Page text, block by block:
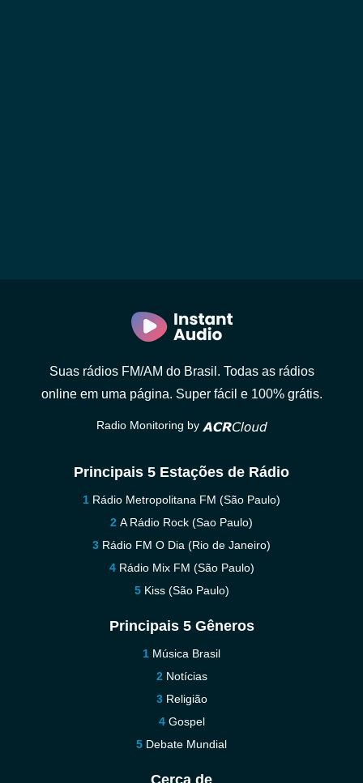
Suas rádios FM/AM do Brasil. Todas as rádios
online em uma página. Super fácil e 100% grátis.
Radio Monitoring by
Principais 5 Estações de Rádio
Rádio Metropolitana FM (São Paulo)
A Rádio Rock (Sao Paulo)
Rádio FM O Dia (Rio de Janeiro)
Rádio Mix FM (São Paulo)
Kiss (São Paulo)
Principais 5 Gêneros
Música Brasil
Notícias
Religião
Gospel
Debate Mundial